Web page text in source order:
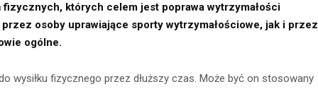
których celem jest poprawa wytrzymałości
osoby uprawiające sporty wytrzymałościowe, jak i przez
ogólne.
wysiłku fizycznego przez dłuższy czas. Może być on stosowany